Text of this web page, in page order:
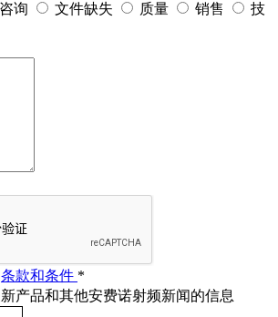
询 文件缺失 质量 销售
技
条款和条件 *
产品和其他安费诺射频新闻的信息